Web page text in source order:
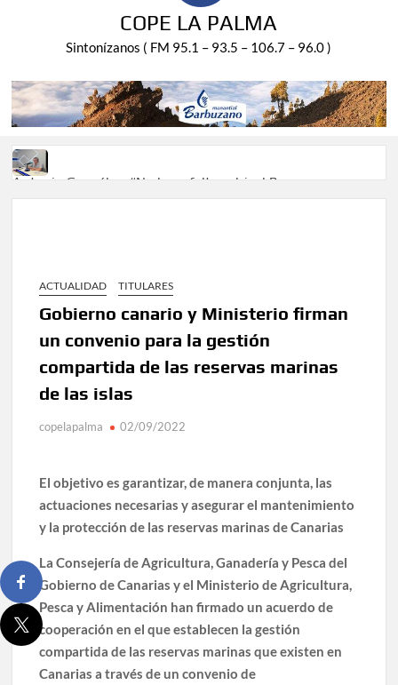
COPE LA PALMA
Sintonízanos ( FM 95.1 – 93.5 – 106.7 – 96.0 )
Antonio González: “No hace falta subir al Roque para
disfrutar del eclipse y las perseidas”
Tato Primera: “Quiero luchar por el título de campeón de
España y traer el cinturón a Canarias”
José Carlos Martín: “La Palma tendrá antes de 2030 un
Víctor González destaca el papel del deporte como
David Ruiz rechaza las críticas de Nueva Canarias y
defiende que Tazacorte “avanza y cumple objetivos”
La Palma impulsa la inserción laboral de mujeres víctimas
de violencia de género con el apoyo empresarial
El Día de la Cometa reúne a cientos de familias en Santa
Cruz de La Palma y refuerza el comercio local en su sexta
edición
ACTUALIDAD TITULARES
Gobierno canario y Ministerio firman
un convenio para la gestión
compartida de las reservas marinas
de las islas
copelapalma 02/09/2022
El objetivo es garantizar, de manera conjunta, las
actuaciones necesarias y asegurar el mantenimiento
y la protección de las reservas marinas de Canarias
La Consejería de Agricultura, Ganadería y Pesca del
Gobierno de Canarias y el Ministerio de Agricultura,
Pesca y Alimentación han firmado un acuerdo de
cooperación en el que establecen la gestión
compartida de las reservas marinas que existen en
Canarias a través de un convenio de